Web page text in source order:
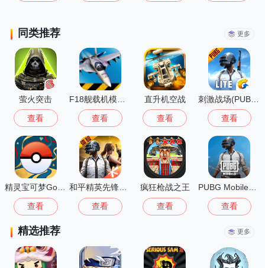
同类推荐 更多
萤火突击
查看 查看
直升机空战
查看 查看
查看 查看
疯狂枪战之王
查看 查看
精选推荐 更多